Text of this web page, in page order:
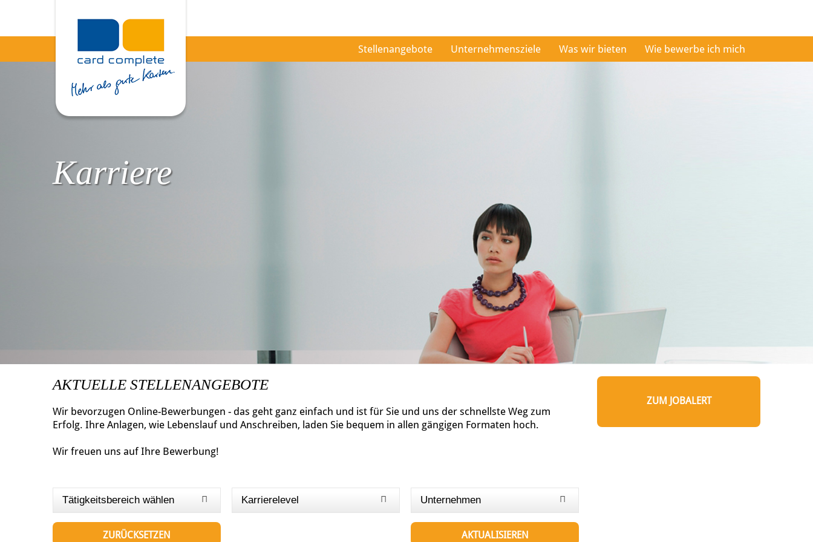
Stellenangebote Unternehmensziele Was wir bieten Wie bewerbe ich mich
Karriere
AKTUELLE STELLENANGEBOTE
Wir bevorzugen Online-Bewerbungen - das geht ganz einfach und ist für Sie und uns der schnellste Weg zum
Erfolg. Ihre Anlagen, wie Lebenslauf und Anschreiben, laden Sie bequem in allen gängigen Formaten hoch.
Wir freuen uns auf Ihre Bewerbung!
Tätigkeitsbereich wählen Karrierelevel Unternehmen
ZURÜCKSETZEN AKTUALISIEREN
ZUM JOBALERT